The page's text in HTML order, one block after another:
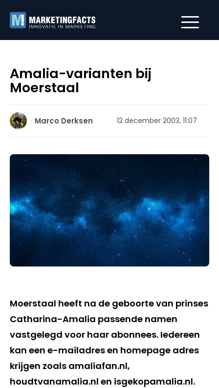
Amalia-varianten bij
Moerstaal
Marco Derksen 12 december 2003, 11:07
Moerstaal heeft na de geboorte van prinses
Catharina-Amalia passende namen
vastgelegd voor haar abonnees. Iedereen
kan een e-mailadres en homepage adres
krijgen zoals amaliafan.nl,
houdtvanamalia.nl en isgekopamalia.nl.